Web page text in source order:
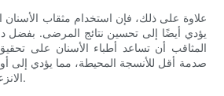
علاوة على ذلك، فإن استخدام مثقاب
يؤدي أيضًا إلى تحسين نتائج المرضى. بفضل
المثاقب أن تساعد أطباء الأسنان على
صدمة أقل للأنسجة المحيطة، مما يؤدي إلى
الانزعاج بعد الجراحة للمرضى.